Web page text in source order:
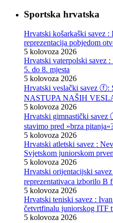
Sportska hrvatska
Hrvatski košarkaški savez :
reprezentacija pobjedom
5 kolovoza 2026
Hrvatski vaterpolski savez
5. do 8. mjesta
5 kolovoza 2026
Hrvatski veslački savez
NASTUPA NAŠIH
5 kolovoza 2026
Hrvatski gimnastički
stavimo pred »brza
5 kolovoza 2026
Hrvatski atletski savez :
Svjetskom juniorskom
5 kolovoza 2026
Hrvatski orijentacijski
reprezentativaca izborilo B
5 kolovoza 2026
Hrvatski teniski savez :
četvrtfinalu juniorskog ITF
5 kolovoza 2026